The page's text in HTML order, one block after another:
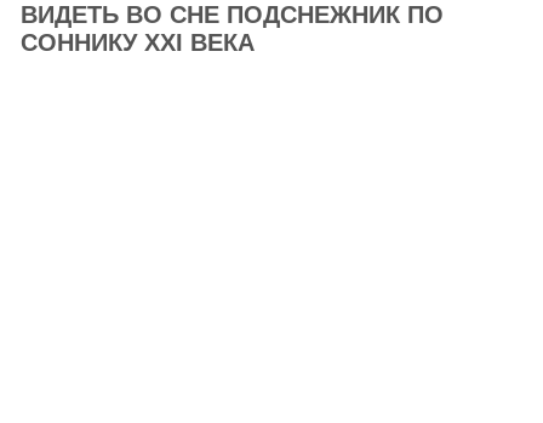
ВИДЕТЬ ВО СНЕ ПОДСНЕЖНИК ПО
СОННИКУ XXI ВЕКА